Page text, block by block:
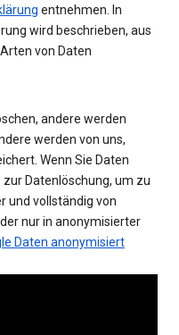
entnehmen. In
wird beschrieben, aus
von Daten
andere werden
werden von uns,
Wenn Sie Daten
Datenlöschung, um zu
und vollständig von
nur in anonymisierter
Daten anonymisiert